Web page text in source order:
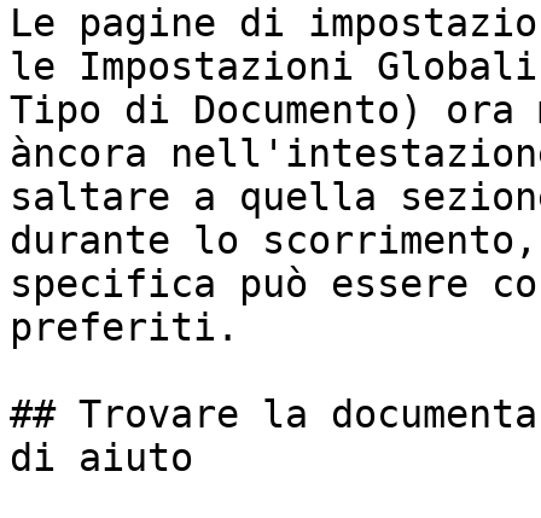
Le pagine di
le Impostazioni
Tipo di Documento)
àncora
saltare a quella
durante lo
specifica può essere
preferiti.
## Trovare la
di aiuto